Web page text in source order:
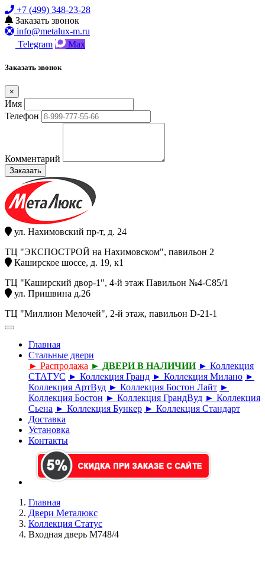
+7 (499) 348-23-28
Заказать звонок
info@metalux-m.ru
Telegram
Max
Заказать звонок
×
Имя
Телефон
Комментарий
Заказать
ул. Нахимовский пр-т, д. 24
ТЦ "ЭКСПОСТРОЙ на Нахимовском", павильон 2
Каширское шоссе, д. 19, к1
ТЦ "Каширский двор-1", 4-й этаж Павильон №4-С85/1
ул. Пришвина д.26
ТЦ "Миллион Мелочей", 2-й этаж, павильон D-21-1
Главная
Стальные двери
► Распродажа ► ДВЕРИ В НАЛИЧИИ ► Коллекция
СТАТУС ► Коллекция Гранд ► Коллекция Милано ►
Коллекция АртВуд ► Коллекция Бостон Лайт ►
Коллекция Бостон ► Коллекция ГрандВуд ► Коллекция
Сьена ► Коллекция Бункер ► Коллекция Стандарт
Доставка
Установка
Контакты
Главная
Двери Металюкс
Коллекция Статус
Входная дверь М748/4